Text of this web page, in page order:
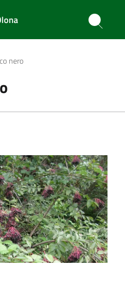
nero